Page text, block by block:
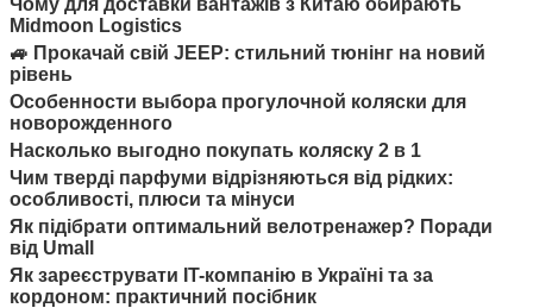
Midmoon Logistics
🚙 Прокачай свій JEEP: стильний тюнінг на новий
рівень
Особенности выбора прогулочной коляски для
новорожденного
Насколько выгодно покупать коляску 2 в 1
Чим тверді парфуми відрізняються від рідких:
особливості, плюси та мінуси
Як підібрати оптимальний велотренажер? Поради
від Umall
Як зареєструвати IT-компанію в Україні та за
кордоном: практичний посібник